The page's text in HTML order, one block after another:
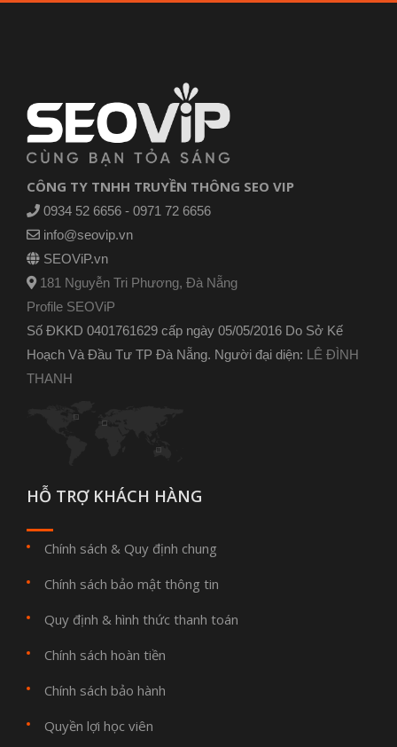
CÔNG TY TNHH TRUYỀN THÔNG SEO VIP
0934 52 6656 - 0971 72 6656
info@seovip.vn
SEOViP.vn
181 Nguyễn Tri Phương, Đà Nẵng
Profile SEOViP
Số ĐKKD 0401761629 cấp ngày 05/05/2016 Do Sở Kế
Hoạch Và Đầu Tư TP Đà Nẵng. Người đại diện: LÊ ĐÌNH
THANH
HỖ TRỢ KHÁCH HÀNG
Chính sách & Quy định chung
Chính sách bảo mật thông tin
Quy định & hình thức thanh toán
Chính sách hoàn tiền
Chính sách bảo hành
Quyền lợi học viên